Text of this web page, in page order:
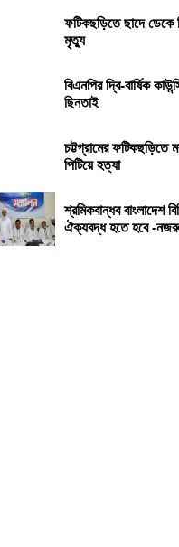
ফটিকছড়িতে ছাদে ডেকে
মৃত্যু
বিএনপির দ্বি-বার্ষিক
ছিনতাই
চট্টগ্রামের ফটিকছড়িতে
পিটিয়ে হত্যা
শ্রমিকবান্ধব বাংলাদেশ
ঐক্যবদ্ধ হতে হবে -